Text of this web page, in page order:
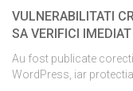
VULNERABILITATI
SA VERIFICI IMEDIAT
Au fost publicate
WordPress, iar protectia